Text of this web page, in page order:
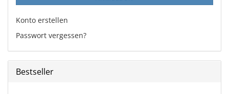
Konto erstellen
Passwort vergessen?
Bestseller